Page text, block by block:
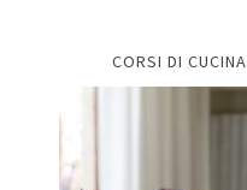
CORSI DI CUCINA